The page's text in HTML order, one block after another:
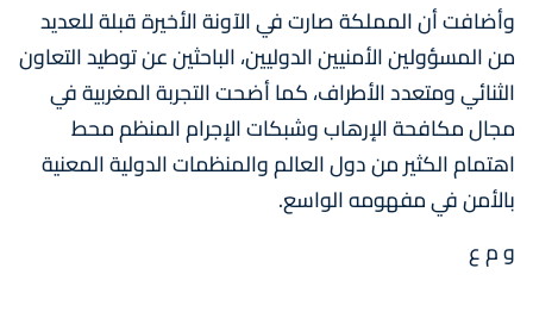
وأضافت أن المملكة صارت في الآونة الأخيرة قبلة للعديد
من المسؤولين الأمنيين الدوليين، الباحثين عن توطيد التعاون
الثنائي ومتعدد الأطراف، كما أضحت التجربة المغربية في
مجال مكافحة الإرهاب وشبكات الإجرام المنظم محط
اهتمام الكثير من دول العالم والمنظمات الدولية المعنية
بالأمن في مفهومه الواسع.
و م ع